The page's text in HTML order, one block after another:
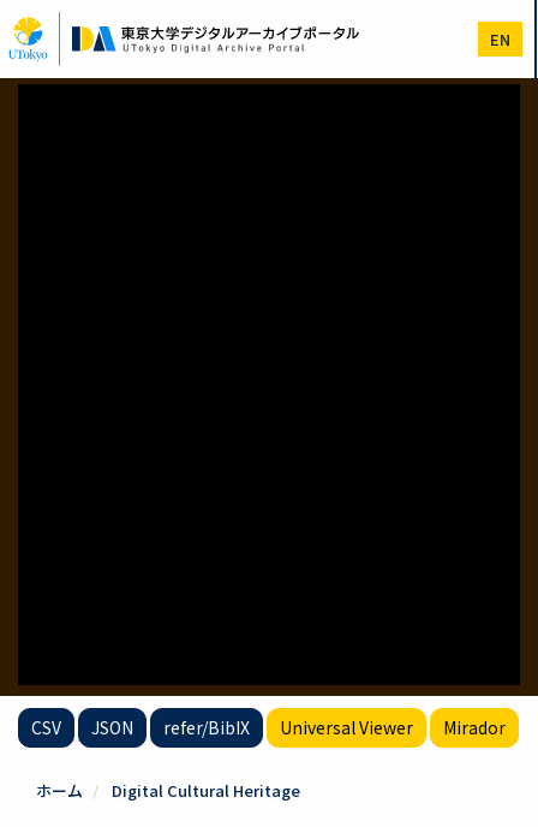
イ
ン
コ
EN
CSV JSON refer/BibIX Universal Viewer Mirador
ホーム Digital Cultural Heritage